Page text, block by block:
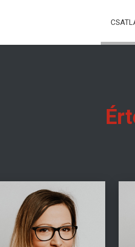
Fusce tellus odio, dapibus id,
fermentum quis, suscipit id,
erat. Fusce aliquam
vestibulum ipsum. Aliquam